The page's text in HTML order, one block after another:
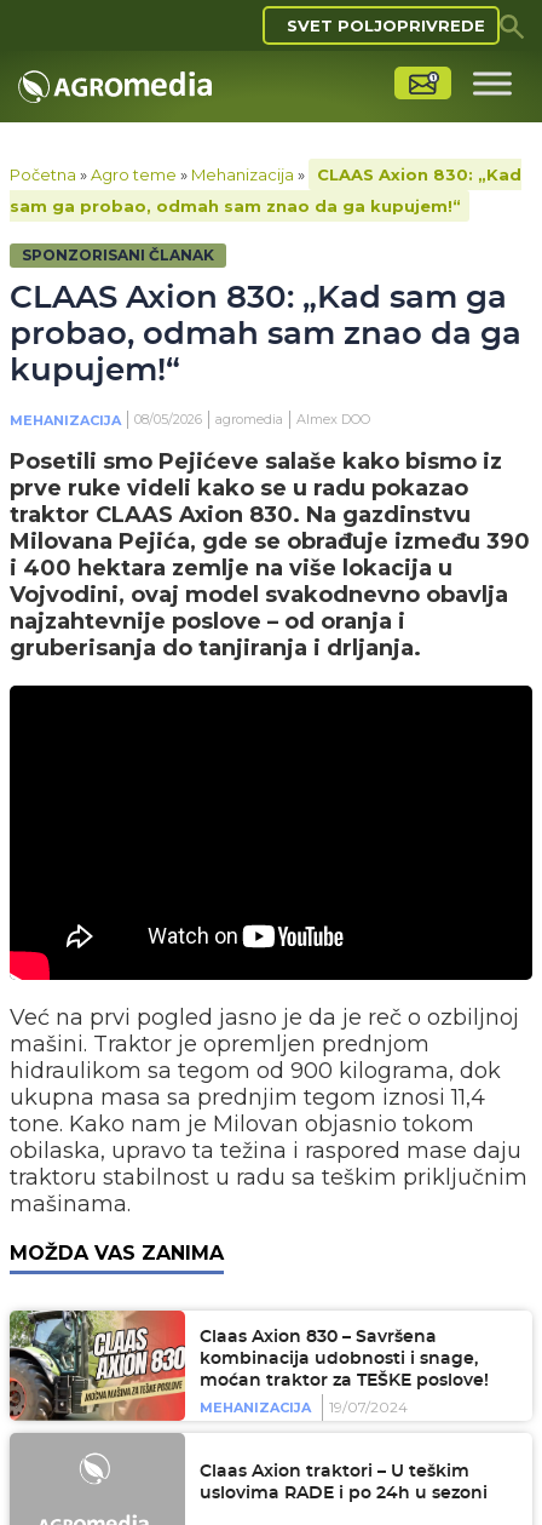
SVET POLJOPRIVREDE
Početna »Agro teme » Mehanizacija »
CLAAS Axion 830: „Kad
sam ga probao, odmah sam znao da ga kupujem!“
SPONZORISANI ČLANAK
CLAAS Axion 830: „Kad sam ga
probao, odmah sam znao da ga
kupujem!“
MEHANIZACIJA 08/05/2026 agromedia Almex DOO
Posetili smo Pejićeve salaše kako bismo iz
prve ruke videli kako se u radu pokazao
traktor CLAAS Axion 830. Na gazdinstvu
Milovana Pejića, gde se obrađuje između 390
i 400 hektara zemlje na više lokacija u
Vojvodini, ovaj model svakodnevno obavlja
najzahtevnije poslove – od oranja i
gruberisanja do tanjiranja i drljanja.
Već na prvi pogled jasno je da je reč o ozbiljnoj
mašini. Traktor je opremljen prednjom
hidraulikom sa tegom od 900 kilograma, dok
ukupna masa sa prednjim tegom iznosi 11,4
tone. Kako nam je Milovan objasnio tokom
obilaska, upravo ta težina i raspored mase daju
traktoru stabilnost u radu sa teškim priključnim
mašinama.
MOŽDA VAS ZANIMA
Claas Axion 830 – Savršena
kombinacija udobnosti i snage,
moćan traktor za TEŠKE poslove!
MEHANIZACIJA
19/07/2024
Claas Axion traktori – U teškim
uslovima RADE i po 24h u sezoni